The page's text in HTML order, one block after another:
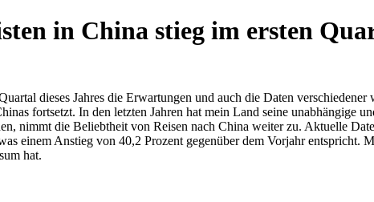
in China stieg im ersten
dieses Jahres die Erwartungen und auch die Daten
fortsetzt. In den letzten Jahren hat mein Land seine unabhängige
nimmt die Beliebtheit von Reisen nach China weiter zu. Aktuelle
einem Anstieg von 40,2 Prozent gegenüber dem Vorjahr entspricht.
hat.